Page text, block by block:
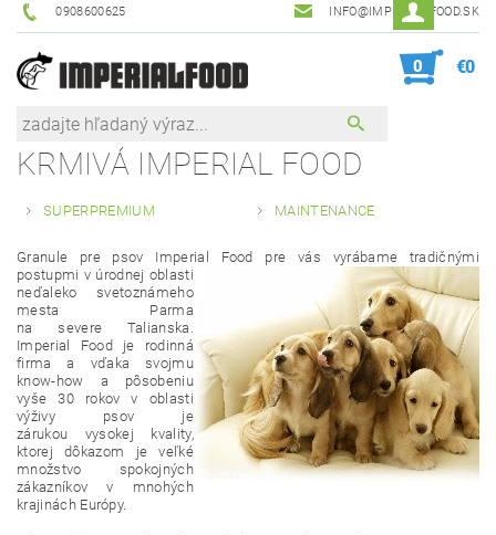
0908600625 INFO@IMPERIAL-FOOD.SK
0 €0
KRMIVÁ IMPERIAL FOOD
SUPERPREMIUM MAINTENANCE
Granule pre psov Imperial Food pre vás vyrábame tradičnými
postupmi v úrodnej oblasti
neďaleko svetoznámeho
mesta Parma
na severe Talianska.
Imperial Food je rodinná
firma a vďaka svojmu
know-how a pôsobeniu
vyše 30 rokov v oblasti
výživy psov je
zárukou vysokej kvality,
ktorej dôkazom je veľké
množstvo spokojných
zákazníkov v mnohých
krajinách Európy.